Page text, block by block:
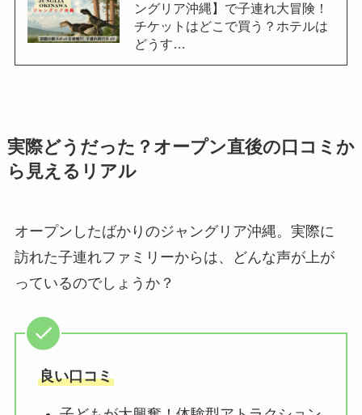
ングリア沖縄】で子連れ大冒険！
チケットはどこで買う？ホテルは
どうす…
実際どうだった？オープン直後の口コミか
ら見えるリアル
オープンしたばかりのジャングリア沖縄。実際に
訪れた子連れファミリーからは、どんな声が上が
っているのでしょうか？
良い口コミ